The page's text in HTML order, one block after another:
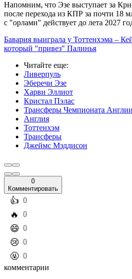
Напомним, что Эзе выступает за
после перехода из КПР за почти 18
с "орлами" действует до лета 2027
Бавария выиграла у Тоттенхэма –
который "привез" Палинья
Читайте еще:
Ливерпуль
Эберечи Эзе
Харви Эллиот
Кристал Пэлас
Трансферы Чемпионата Англии
Англия
Тоттенхэм
Трансферы
Джеймс Мэддисон
0
Комментировать
️👍 0
️🔥 0
️😄 0
️😢 0
️🤬 0
комментарии